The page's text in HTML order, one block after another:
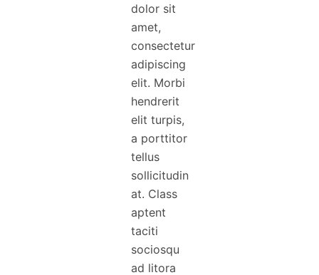
dolor sit
amet,
consectetur
adipiscing
elit. Morbi
hendrerit
elit turpis,
a porttitor
tellus
sollicitudin
at. Class
aptent
taciti
sociosqu
ad litora